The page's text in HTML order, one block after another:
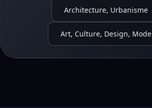
Architecture, Urbanisme
Art, Culture, Design, Mode